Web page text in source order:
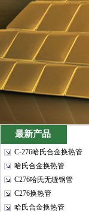
最新产品
C-276哈氏合金换热管
哈氏合金换热管
C276哈氏无缝钢管
C276换热管
哈氏合金换热管